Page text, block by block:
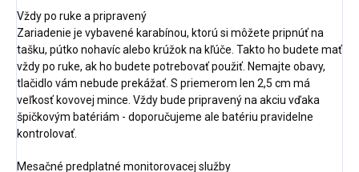
Vždy po ruke a pripravený
Zariadenie je vybavené karabínou, ktorú si môžete pripnúť na
tašku, pútko nohavíc alebo krúžok na kľúče. Takto ho budete mať
vždy po ruke, ak ho budete potrebovať použiť. Nemajte obavy,
tlačidlo vám nebude prekážať. S priemerom len 2,5 cm má
veľkosť kovovej mince. Vždy bude pripravený na akciu vďaka
špičkovým batériám - doporučujeme ale batériu pravidelne
kontrolovať.
Mesačné predplatné monitorovacej služby